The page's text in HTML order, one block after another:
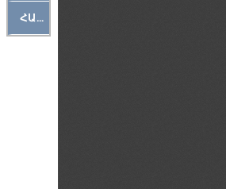
ՀԱՐԹԱԿ